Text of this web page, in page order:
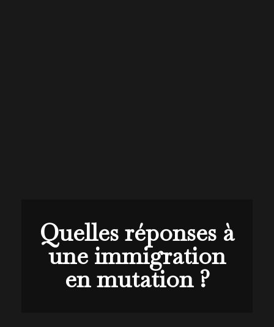
Quelles réponses à
une immigration
en mutation ?